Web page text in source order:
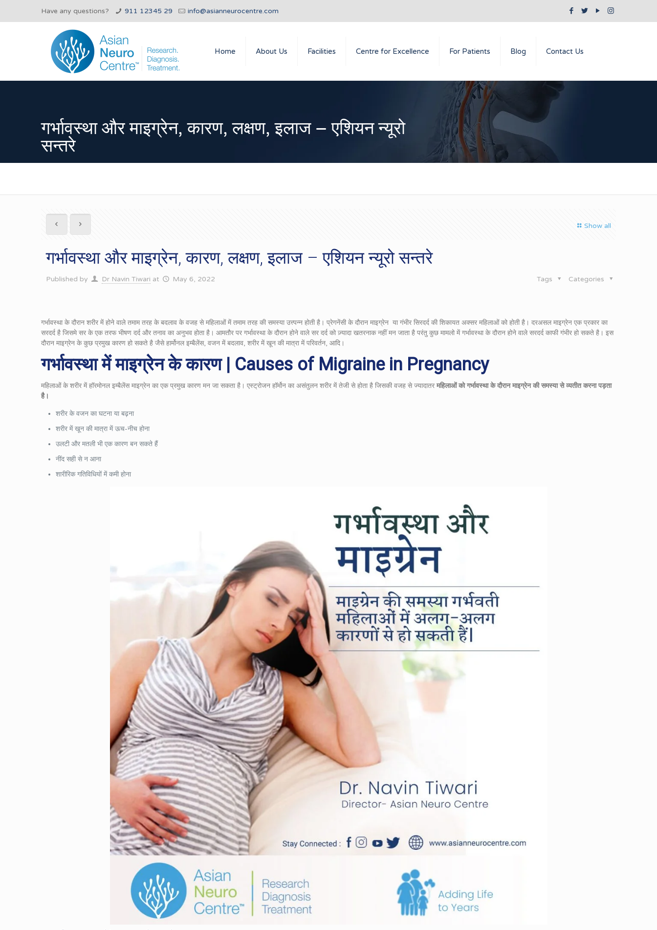
Have any questions? 911 12345 29 info@asianneurocentre.com
Home About Us Facilities Centre for Excellence For Patients Blog Contact Us
गर्भावस्था और माइग्रेन, कारण, लक्षण, इलाज – एशियन न्यूरो
सन्तरे
Show all
गर्भावस्था और माइग्रेन, कारण, लक्षण, इलाज – एशियन न्यूरो सन्तरे
Published by Dr Navin Tiwari at May 6, 2022 Categories
Tags
गर्भावस्था के दौरान शरीर में होने वाले तमाम तरह के बदलाव के वजह से महिलाओं में तमाम तरह की समस्या उत्त्पन्न होती है। प्रेगनेंसी के दौरान माइग्रेन या गंभीर सिरदर्द की शिकायत अक्सर महिलाओं को होती है। दरअसल माइग्रेन एक प्रकार का
सरदर्द है जिसमे सर के एक तरफ भीषण दर्द और तनाव का अनुभव होता है। आमतौर पर गर्भावस्था के दौरान होने वाले सर दर्द को ज़्यादा खतरनाक नहीं मन जाता है परंतु कुछ मामलो में गर्भावस्था के दौरान होने वाले सरदर्द काफी गंभीर हो सकते है। इस
दौरान माइग्रेन के कुछ प्रमुख कारण हो सकते है जैसे हार्मोनल इम्बैलेंस, वजन में बदलाव, शरीर में खून की मात्रा में परिवर्तन, आदि।
गर्भावस्था में माइग्रेन के कारण | Causes of Migraine in Pregnancy
महिलाओं के शरीर में हॉरमोनल इम्बैलेंस माइग्रेन का एक प्रमुख कारण मन जा सकता है। एस्ट्रोजन हॉर्मोन का असंतुलन शरीर में तेजी से होता है जिसकी वजह से ज्यादातर महिलाओं को गर्भावस्था के दौरान माइग्रेन की समस्या से व्यतीत करना पड़ता
है।
शरीर के वजन का घटना या बढ़ना
शरीर में खून की मात्रा में ऊच-नीच होना
उलटी और मतली भी एक कारण बन सकते हैं
नींद सही से न आना
शारीरिक गतिविधियों में कमी होना